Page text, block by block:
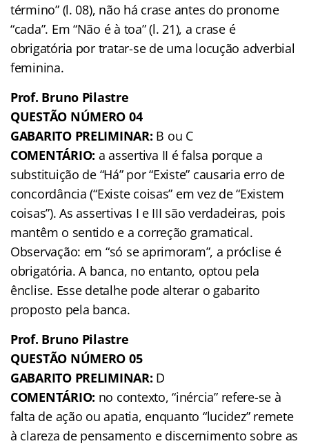
término” (l. 08), não há crase antes do pronome
“cada”. Em “Não é à toa” (l. 21), a crase é
obrigatória por tratar-se de uma locução adverbial
feminina.
Prof. Bruno Pilastre
QUESTÃO NÚMERO 04
GABARITO PRELIMINAR: B ou C
COMENTÁRIO: a assertiva II é falsa porque a
substituição de “Há” por “Existe” causaria erro de
concordância (“Existe coisas” em vez de “Existem
coisas”). As assertivas I e III são verdadeiras, pois
mantêm o sentido e a correção gramatical.
Observação: em “só se aprimoram”, a próclise é
obrigatória. A banca, no entanto, optou pela
ênclise. Esse detalhe pode alterar o gabarito
proposto pela banca.
Prof. Bruno Pilastre
QUESTÃO NÚMERO 05
GABARITO PRELIMINAR: D
COMENTÁRIO: no contexto, “inércia” refere-se à
falta de ação ou apatia, enquanto “lucidez” remete
à clareza de pensamento e discernimento sobre as